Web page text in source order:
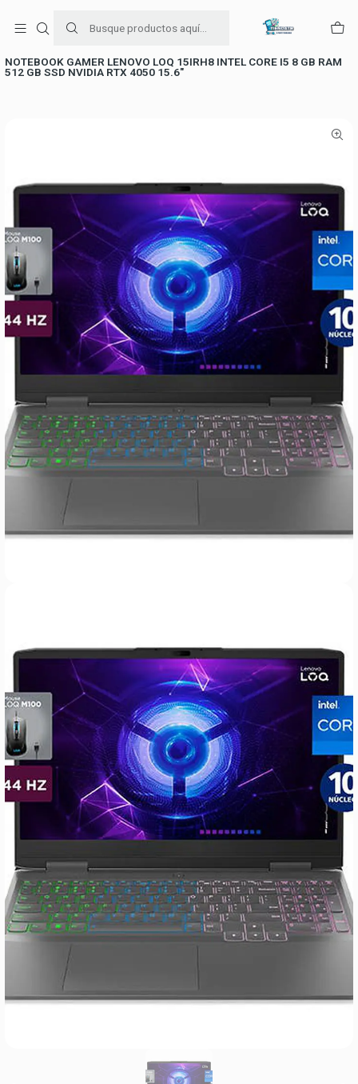
+56954787534
NOTEBOOK GAMER LENOVO LOQ 15IRH8 INTEL CORE I5 8 GB RAM
512 GB SSD NVIDIA RTX 4050 15.6"